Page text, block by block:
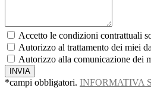
Accetto le condizioni contrattuali
Autorizzo al trattamento dei miei
Autorizzo alla comunicazione dei
INVIA
*campi obbligatori. INFORMATIVA